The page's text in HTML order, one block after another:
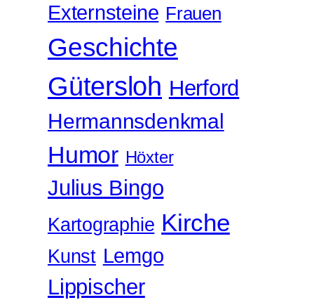
Externsteine Frauen
Geschichte
Gütersloh Herford
Hermannsdenkmal
Humor Höxter
Julius Bingo
Kartographie Kirche
Kunst Lemgo
Lippischer